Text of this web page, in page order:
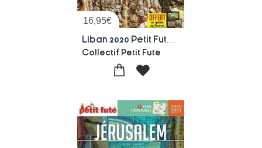
16,95€
Collectif Petit Fute